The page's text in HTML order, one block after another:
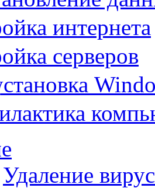
интернета
серверов
Удаление